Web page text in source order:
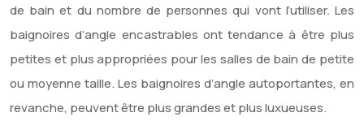
de bain et du nombre de personnes qui vont l’utiliser. Les
baignoires d’angle encastrables ont tendance à être plus
petites et plus appropriées pour les salles de bain de petite
ou moyenne taille. Les baignoires d’angle autoportantes, en
revanche, peuvent être plus grandes et plus luxueuses.